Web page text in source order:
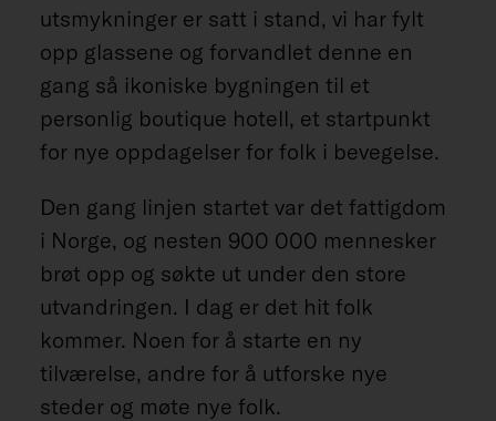
utsmykninger er satt i stand, vi har fylt
opp glassene og forvandlet denne en
gang så ikoniske bygningen til et
personlig boutique hotell, et startpunkt
for nye oppdagelser for folk i bevegelse.
Den gang linjen startet var det fattigdom
i Norge, og nesten 900 000 mennesker
brøt opp og søkte ut under den store
utvandringen. I dag er det hit folk
kommer. Noen for å starte en ny
tilværelse, andre for å utforske nye
steder og møte nye folk.